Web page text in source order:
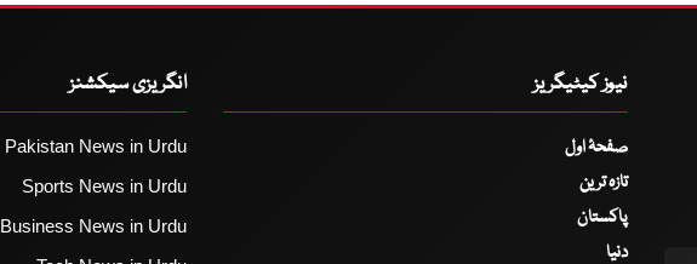
نیوز کیٹیگریز
صفحۂ اول
تازہ ترین
پاکستان
دنیا
انگریزی سیکشنز
Pakistan News in Urdu
Sports News in Urdu
Business News in Urdu